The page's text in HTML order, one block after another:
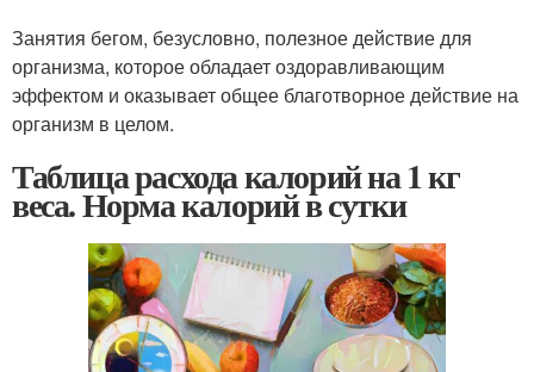
Занятия бегом, безусловно, полезное действие для
организма, которое обладает оздоравливающим
эффектом и оказывает общее благотворное действие на
организм в целом.
Таблица расхода калорий на 1 кг
веса. Норма калорий в сутки